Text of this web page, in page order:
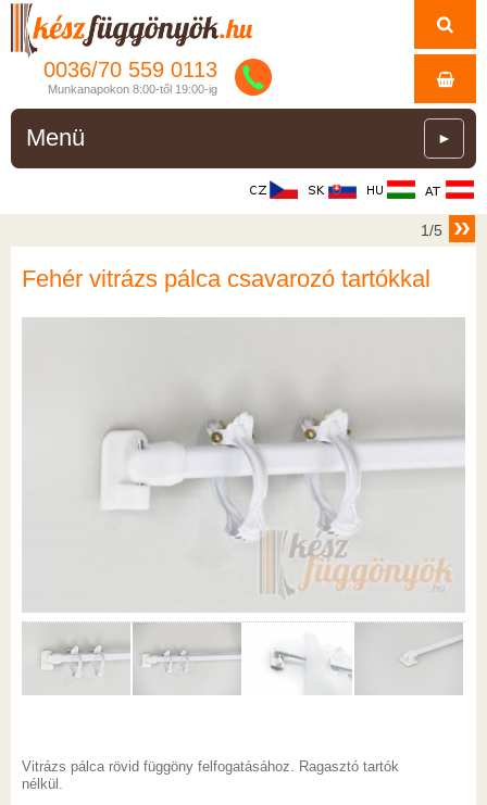
0036/70 559 0113
Munkanapokon 8:00-től 19:00-ig
Menü ►
1/5
Fehér vitrázs pálca csavarozó tartókkal
Vitrázs pálca rövid függöny felfogatásához. Ragasztó tartók
nélkül.